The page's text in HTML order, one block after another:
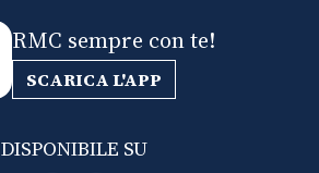
RMC sempre con te!
SCARICA L'APP
DISPONIBILE SU